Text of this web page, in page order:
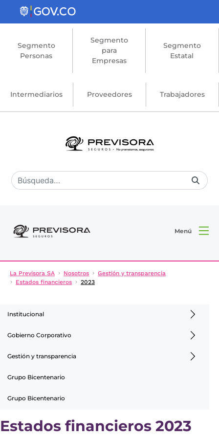
Saltar al contenido principal
Segmento
Personas
Segmento
para
Empresas
Segmento
Estatal
Intermediarios Proveedores Trabajadores
Menú
La Previsora SA Nosotros
Gestión y transparencia
Estados financieros
2023
Institucional
Gobierno Corporativo
Gestión y transparencia
Grupo Bicentenario
Grupo Bicentenario
Estados financieros 2023